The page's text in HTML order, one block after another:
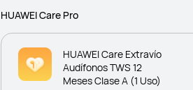
HUAWEI Care Pro
HUAWEI Care Extravío
Audífonos TWS 12
Meses Clase A (1 Uso)